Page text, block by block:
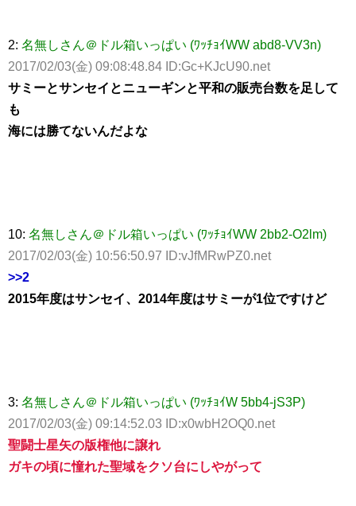
2: 名無しさん＠ドル箱いっぱい (ﾜｯﾁｮｲWW abd8-VV3n)
2017/02/03(金) 09:08:48.84 ID:Gc+KJcU90.net
サミーとサンセイとニューギンと平和の販売台数を足して
も
海には勝てないんだよな
10: 名無しさん＠ドル箱いっぱい (ﾜｯﾁｮｲWW 2bb2-O2lm)
2017/02/03(金) 10:56:50.97 ID:vJfMRwPZ0.net
>>2
2015年度はサンセイ、2014年度はサミーが1位ですけど
3: 名無しさん＠ドル箱いっぱい (ﾜｯﾁｮｲW 5bb4-jS3P)
2017/02/03(金) 09:14:52.03 ID:x0wbH2OQ0.net
聖闘士星矢の版権他に譲れ
ガキの頃に憧れた聖域をクソ台にしやがって